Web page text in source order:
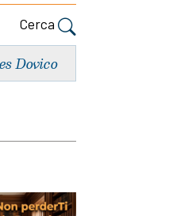
Cerca
Dovico